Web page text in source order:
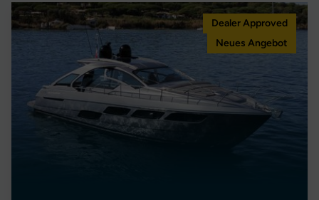
Dealer Approved
Neues Angebot